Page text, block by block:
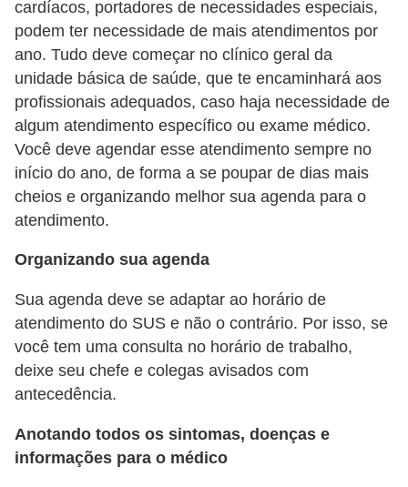
cardíacos, portadores de necessidades especiais,
podem ter necessidade de mais atendimentos por
ano. Tudo deve começar no clínico geral da
unidade básica de saúde, que te encaminhará aos
profissionais adequados, caso haja necessidade de
algum atendimento específico ou exame médico.
Você deve agendar esse atendimento sempre no
início do ano, de forma a se poupar de dias mais
cheios e organizando melhor sua agenda para o
atendimento.
Organizando sua agenda
Sua agenda deve se adaptar ao horário de
atendimento do SUS e não o contrário. Por isso, se
você tem uma consulta no horário de trabalho,
deixe seu chefe e colegas avisados com
antecedência.
Anotando todos os sintomas, doenças e
informações para o médico